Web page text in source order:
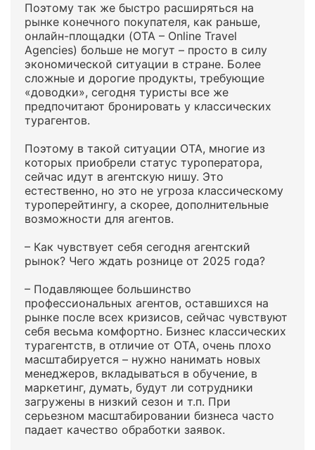
Поэтому так же быстро расширяться на
рынке конечного покупателя, как раньше,
онлайн-площадки (OTA – Online Travel
Agencies) больше не могут – просто в силу
экономической ситуации в стране. Более
сложные и дорогие продукты, требующие
«доводки», сегодня туристы все же
предпочитают бронировать у классических
турагентов.
Поэтому в такой ситуации ОТА, многие из
которых приобрели статус туроператора,
сейчас идут в агентскую нишу. Это
естественно, но это не угроза классическому
туроперейтингу, а скорее, дополнительные
возможности для агентов.
– Как чувствует себя сегодня агентский
рынок? Чего ждать рознице от 2025 года?
– Подавляющее большинство
профессиональных агентов, оставшихся на
рынке после всех кризисов, сейчас чувствуют
себя весьма комфортно. Бизнес классических
турагентств, в отличие от ОТА, очень плохо
масштабируется – нужно нанимать новых
менеджеров, вкладываться в обучение, в
маркетинг, думать, будут ли сотрудники
загружены в низкий сезон и т.п. При
серьезном масштабировании бизнеса часто
падает качество обработки заявок.